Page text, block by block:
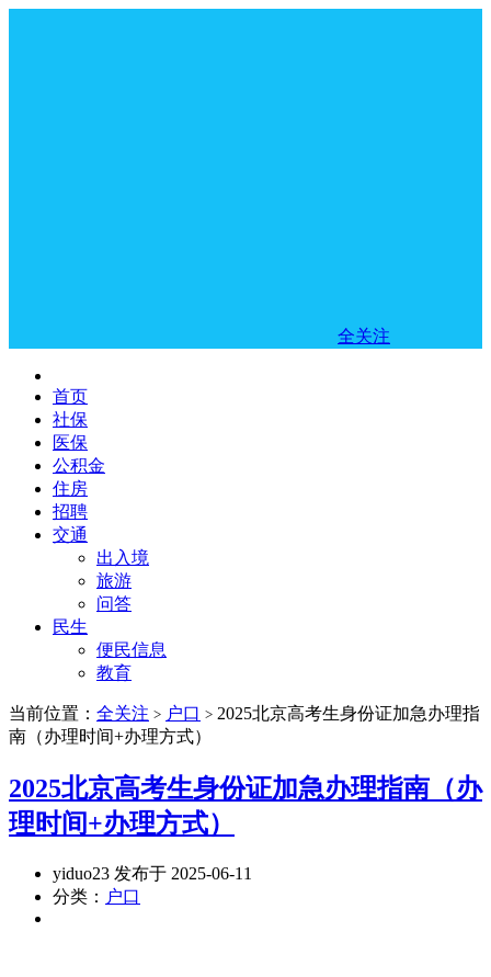
全关注
首页
社保
医保
公积金
住房
招聘
交通
出入境
旅游
问答
民生
便民信息
教育
当前位置： 全关注 > 户口 > 2025北京高考生身份证加急办理指
南（办理时间+办理方式）
2025北京高考生身份证加急办理指南（办
理时间+办理方式）
yiduo23 发布于 2025-06-11
分类： 户口